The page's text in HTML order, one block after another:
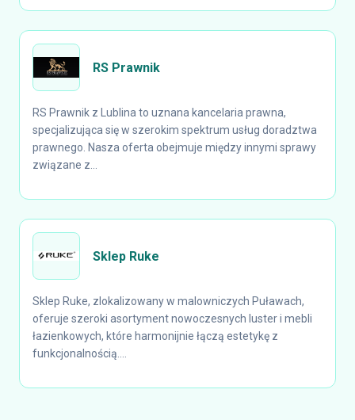
RS Prawnik
RS Prawnik z Lublina to uznana kancelaria prawna,
specjalizująca się w szerokim spektrum usług doradztwa
prawnego. Nasza oferta obejmuje między innymi sprawy
związane z...
Sklep Ruke
Sklep Ruke, zlokalizowany w malowniczych Puławach,
oferuje szeroki asortyment nowoczesnych luster i mebli
łazienkowych, które harmonijnie łączą estetykę z
funkcjonalnością....